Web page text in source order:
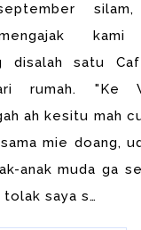
silam,
kami
disalah satu
rumah. "Ke
ah kesitu mah
mie doang,
anak muda ga
tolak saya s…